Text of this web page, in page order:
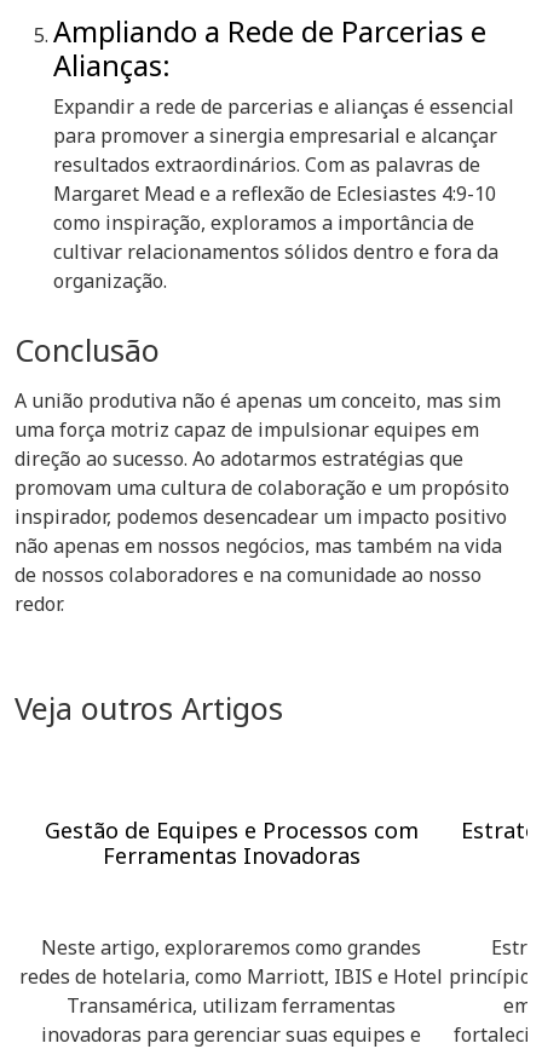
Ampliando a Rede de Parcerias e
Alianças:
Expandir a rede de parcerias e alianças é essencial
para promover a sinergia empresarial e alcançar
resultados extraordinários. Com as palavras de
Margaret Mead e a reflexão de Eclesiastes 4:9-10
como inspiração, exploramos a importância de
cultivar relacionamentos sólidos dentro e fora da
organização.
Conclusão
A união produtiva não é apenas um conceito, mas sim
uma força motriz capaz de impulsionar equipes em
direção ao sucesso. Ao adotarmos estratégias que
promovam uma cultura de colaboração e um propósito
inspirador, podemos desencadear um impacto positivo
não apenas em nossos negócios, mas também na vida
de nossos colaboradores e na comunidade ao nosso
redor.
Veja outros Artigos
Gestão de Equipes e Processos com
Ferramentas Inovadoras
Neste artigo, exploraremos como grandes
redes de hotelaria, como Marriott, IBIS e Hotel
Transamérica, utilizam ferramentas
inovadoras para gerenciar suas equipes e
em